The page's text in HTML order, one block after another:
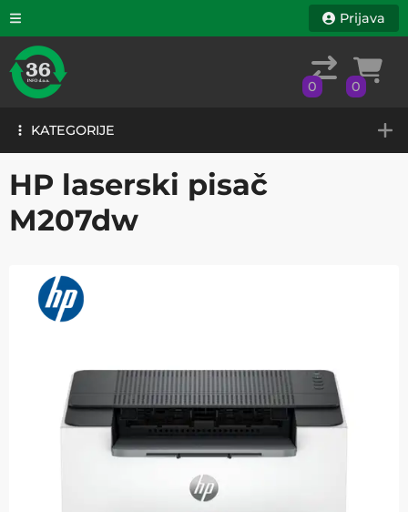
KATEGORIJE
Prijava
0 0
KATEGORIJE
HP laserski pisač
M207dw